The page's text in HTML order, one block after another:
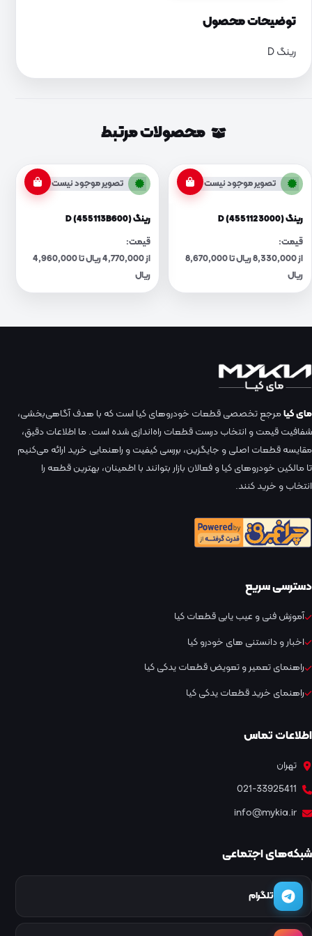
توضیحات محصول
رینگ D
محصولات مرتبط
تصویر موجود نیست
رینگ D (4551123000)
قیمت:
از 8,330,000 ریال تا 8,670,000
ریال
تصویر موجود نیست
رینگ D (455113B600)
قیمت:
از 4,770,000 ریال تا 4,960,000
ریال
مای کیامرجع تخصصی قطعات خودروهای کیا است که با هدف آگاهی‌بخشی،
شفافیت قیمت و انتخاب درست قطعات راه‌اندازی شده است. ما اطلاعات دقیق،
مقایسه قطعات اصلی و جایگزین، بررسی کیفیت و راهنمایی خرید ارائه می‌کنیم
تا مالکین خودروهای کیا و فعالان بازار بتوانند با اطمینان، بهترین قطعه را
انتخاب و خرید کنند.
دسترسی سریع
آموزش فنی و عیب یابی قطعات کیا
اخبار و دانستنی های خودرو کیا
راهنمای تعمیر و تعویض قطعات یدکی کیا
راهنمای خرید قطعات یدکی کیا
اطلاعات تماس
تهران
021-33925411
info@mykia.ir
شبکه‌های اجتماعی
تلگرام